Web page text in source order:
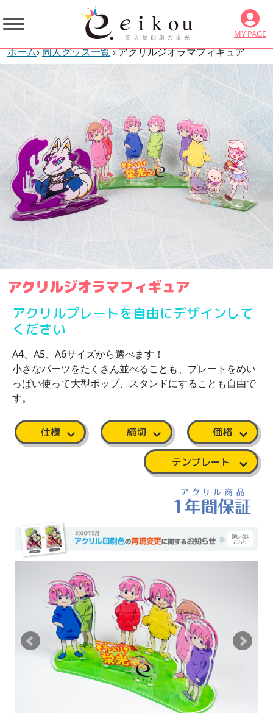
MY PAGE
ホーム›同人グッズ一覧› アクリルジオラマフィギュア
アクリルジオラマフィギュア
アクリルプレートを自由にデザインして
ください
A4、A5、A6サイズから選べます！
小さなパーツをたくさん並べることも、プレートをめい
っぱい使って大型ポップ、スタンドにすることも自由で
す。
仕様 締切 価格
テンプレート